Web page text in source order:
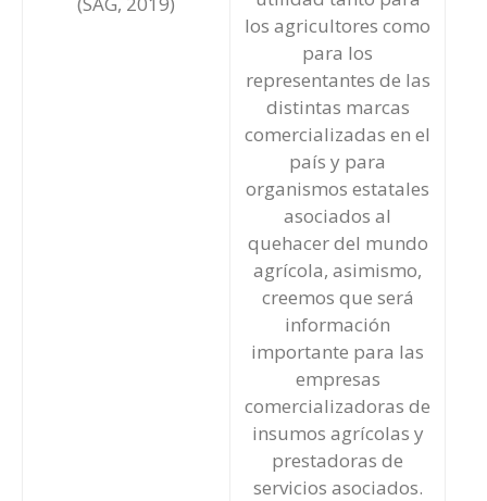
los agricultores como
para los
representantes de las
distintas marcas
comercializadas en el
país y para
organismos estatales
asociados al
quehacer del mundo
agrícola, asimismo,
creemos que será
información
importante para las
empresas
comercializadoras de
insumos agrícolas y
prestadoras de
servicios asociados.